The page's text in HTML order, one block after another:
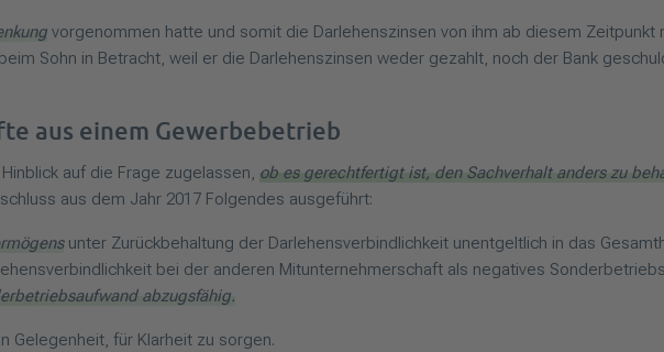
vorgenommen hatte und somit die Darlehenszinsen von ihm ab diesem
Sohn in Betracht, weil er die Darlehenszinsen weder gezahlt, noch der Bank
aus einem Gewerbebetrieb
auf die Frage zugelassen, ob es gerechtfertigt ist, den Sachverhalt anders zu
aus dem Jahr 2017 Folgendes ausgeführt:
unter Zurückbehaltung der Darlehensverbindlichkeit unentgeltlich in das
bei der anderen Mitunternehmerschaft als negatives
abzugsfähig.
Gelegenheit, für Klarheit zu sorgen.